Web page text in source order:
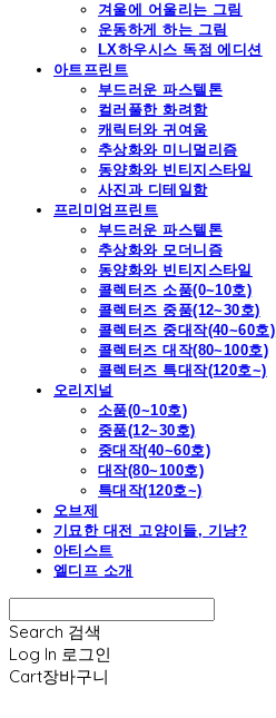
겨울에 어울리는 그림
운동하게 하는 그림
LX하우시스 독점 에디션
아트프린트
부드러운 파스텔톤
컬러풀한 화려함
캐릭터와 귀여움
추상화와 미니멀리즘
동양화와 빈티지스타일
사진과 디테일함
프리미엄프린트
부드러운 파스텔톤
추상화와 모더니즘
동양화와 빈티지스타일
콜렉터즈 소품(0~10호)
콜렉터즈 중품(12~30호)
콜렉터즈 중대작(40~60호)
콜렉터즈 대작(80~100호)
콜렉터즈 특대작(120호~)
오리지널
소품(0~10호)
중품(12~30호)
중대작(40~60호)
대작(80~100호)
특대작(120호~)
오브제
기묘한 대전 고양이들, 기냥?
아티스트
엘디프 소개
Search 검색
Log In 로그인
Cart장바구니